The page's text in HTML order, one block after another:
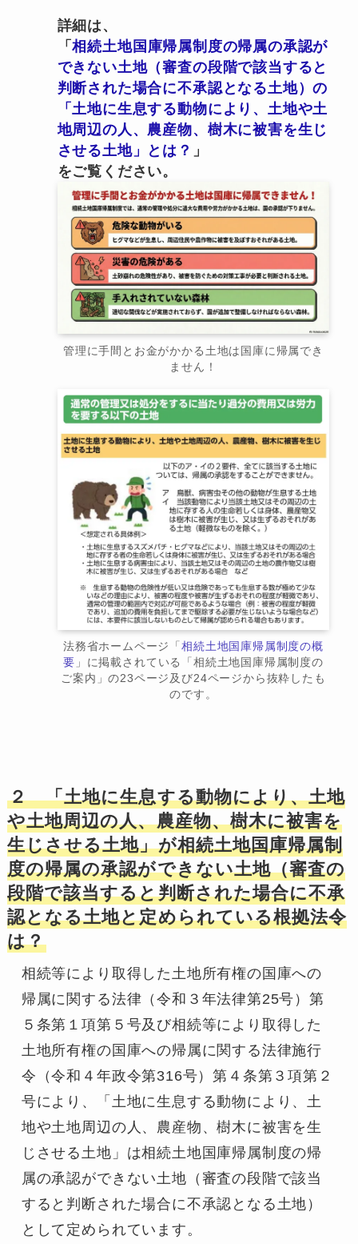
詳細は、
「相続土地国庫帰属制度の帰属の承認が
できない土地（審査の段階で該当すると
判断された場合に不承認となる土地）の
「土地に生息する動物により、土地や土
地周辺の人、農産物、樹木に被害を生じ
させる土地」とは？ 」
をご覧ください。
管理に手間とお金がかかる土地は国庫に帰属でき
ません！
法務省ホームページ「相続土地国庫帰属制度の概
要 」に掲載されている「相続土地国庫帰属制度の
ご案内」の23ページ及び24ページから抜粋したも
のです。
２ 「土地に生息する動物により、土地
や土地周辺の人、農産物、樹木に被害を
生じさせる土地」が相続土地国庫帰属制
度の帰属の承認ができない土地（審査の
段階で該当すると判断された場合に不承
認となる土地と定められている根拠法令
は？
相続等により取得した土地所有権の国庫への
帰属に関する法律（令和３年法律第25号）第
５条第１項第５号及び相続等により取得した
土地所有権の国庫への帰属に関する法律施行
令（令和４年政令第316号）第４条第３項第２
号により、「土地に生息する動物により、土
地や土地周辺の人、農産物、樹木に被害を生
じさせる土地」は相続土地国庫帰属制度の帰
属の承認ができない土地（審査の段階で該当
すると判断された場合に不承認となる土地）
として定められています。